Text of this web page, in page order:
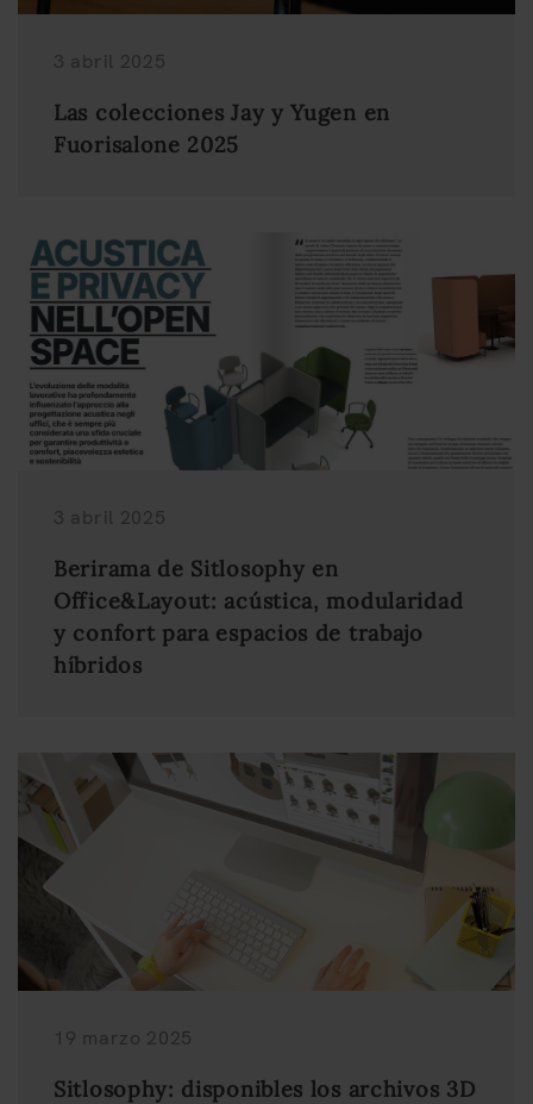
3 abril 2025
Las colecciones Jay y Yugen en
Fuorisalone 2025
3 abril 2025
Berirama de Sitlosophy en
Office&Layout: acústica, modularidad
y confort para espacios de trabajo
híbridos
19 marzo 2025
Sitlosophy: disponibles los archivos 3D